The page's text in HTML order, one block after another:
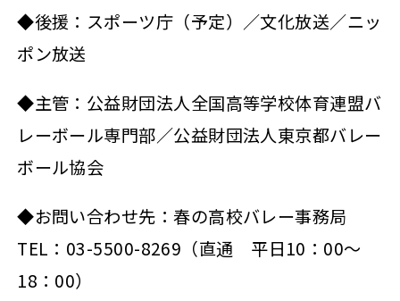
◆後援：スポーツ庁（予定）／文化放送／ニッ
ポン放送
◆主管：公益財団法人全国高等学校体育連盟バ
レーボール専門部／公益財団法人東京都バレー
ボール協会
◆お問い合わせ先：春の高校バレー事務局
TEL：03-5500-8269（直通 平日10：00～
18：00）